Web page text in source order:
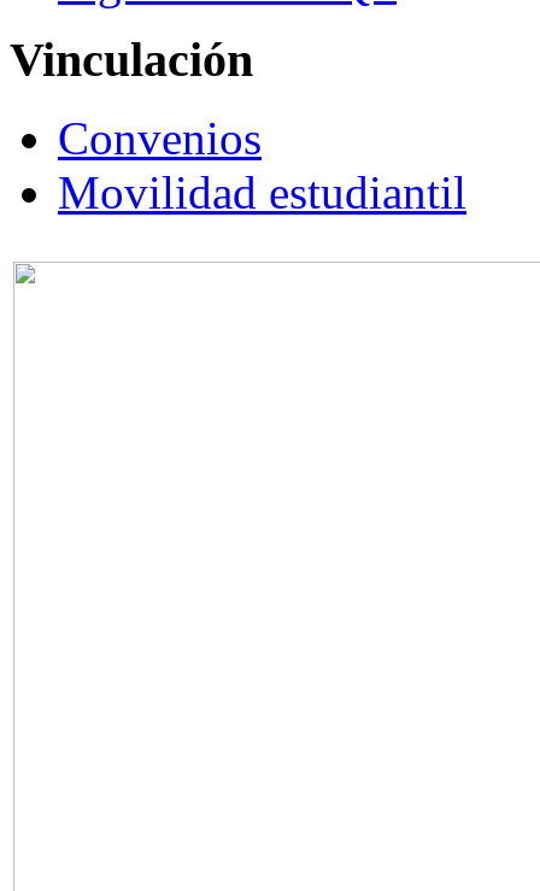
Vinculación
Convenios
Movilidad estudiantil